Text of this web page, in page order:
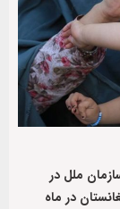
ملل در
کودک در ۲۰ ولایت افغانستان در ماه